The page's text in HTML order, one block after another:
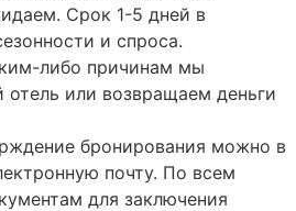
Срок 1-5 дней в
и спроса.
либо причинам мы
или возвращаем деньги
бронирования можно в
почту. По всем
для заключения